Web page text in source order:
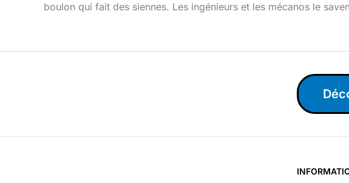
boulon qui fait des siennes. Les ingénieurs et les mécanos le